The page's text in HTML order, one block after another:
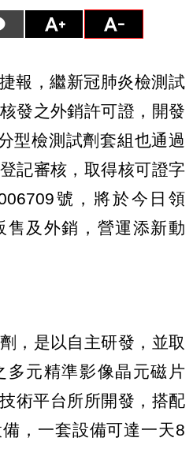
報，繼新冠肺炎檢測試
發之外銷許可證，開發
型檢測試劑套組也通過
記審核，取得核可證字
號，將於今日領
售及外銷，營運添新動
，是以自主研發，並取
多元精準影像晶元磁片
術平台所所開發，搭配
，一套設備可達一天8